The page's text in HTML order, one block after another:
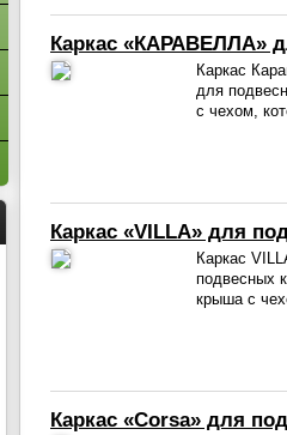
Каркас «КАРАВЕЛЛА»
Каркас
для
с чехом,
Каркас «VILLA» для
Каркас
подвесных
крыша с
Каркас «Corsa» для